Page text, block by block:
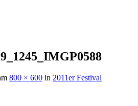
800 × 600 in 2011er Festival